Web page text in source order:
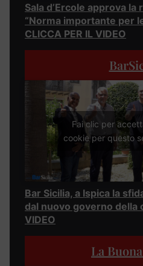
Sala d’Ercole approva
“Norma importante per
CLICCA PER IL VIDEO
Fai clic per
cookie per questo
Bar Sicilia, a Ispica la
dal nuovo governo della
VIDEO
La